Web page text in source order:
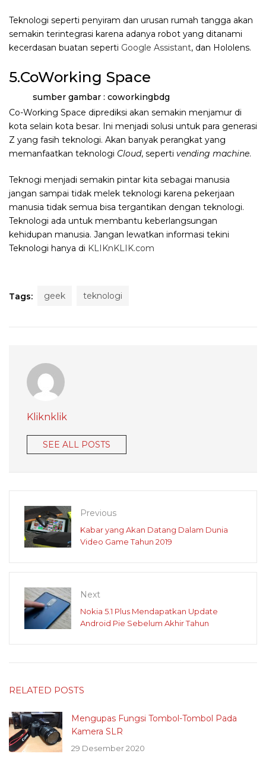
Teknologi seperti penyiram dan urusan rumah tangga akan
semakin terintegrasi karena adanya robot yang ditanami
kecerdasan buatan seperti Google Assistant, dan Hololens.
5.CoWorking Space
sumber gambar : coworkingbdg
Co-Working Space diprediksi akan semakin menjamur di
kota selain kota besar. Ini menjadi solusi untuk para generasi
Z yang fasih teknologi. Akan banyak perangkat yang
memanfaatkan teknologi Cloud, seperti vending machine.
Teknogi menjadi semakin pintar kita sebagai manusia
jangan sampai tidak melek teknologi karena pekerjaan
manusia tidak semua bisa tergantikan dengan teknologi.
Teknologi ada untuk membantu keberlangsungan
kehidupan manusia. Jangan lewatkan informasi tekini
Teknologi hanya di KLIKnKLIK.com
Tags: geek teknologi
Kliknklik
SEE ALL POSTS
Previous
Kabar yang Akan Datang Dalam Dunia
Video Game Tahun 2019
Next
Nokia 5.1 Plus Mendapatkan Update
Android Pie Sebelum Akhir Tahun
RELATED POSTS
Mengupas Fungsi Tombol-Tombol Pada
Kamera SLR
29 Desember 2020